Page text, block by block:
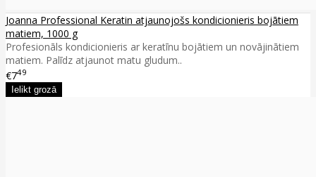
Joanna Professional Keratin atjaunojošs kondicionieris bojātiem
matiem, 1000 g
Profesionāls kondicionieris ar keratīnu bojātiem un novājinātiem
matiem. Palīdz atjaunot matu gludum..
€749